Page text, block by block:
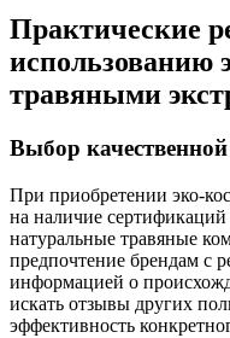
Практические
использованию
травяными
Выбор
При приобретении эко-
на наличие
натуральные травяные
предпочтение брендам с
информацией о
искать отзывы других
эффективность